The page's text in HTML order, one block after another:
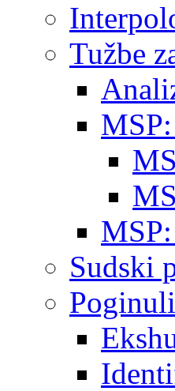
Tužbe
Sudski